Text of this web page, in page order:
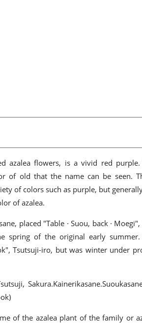
azalea flowers, is a vivid red purple.
of old that the name can be seen.
of colors such as purple, but
of azalea.
placed "Table · Suou, back ·
spring of the original early
Tsutsuji-iro, but was winter under
of the azalea plant of the family or